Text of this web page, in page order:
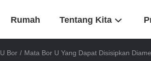
Rumah Tentang Kita
U Bor / Mata Bor U Yang Dapat Disisipkan